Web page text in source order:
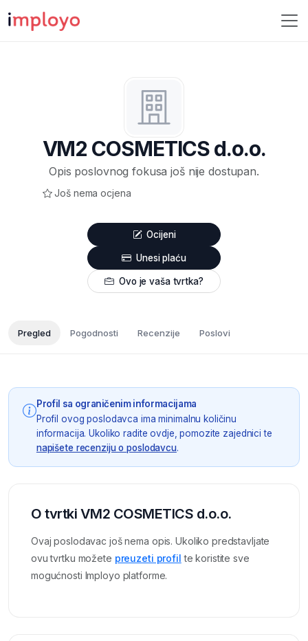
VM2 COSMETICS d.o.o.
Opis poslovnog fokusa još nije dostupan.
Još nema ocjena
Ocijeni
Unesi plaću
Ovo je vaša tvrtka?
Pregled Pogodnosti Recenzije Poslovi
Profil sa ograničenim informacijama
Profil ovog poslodavca ima minimalnu količinu
informacija. Ukoliko radite ovdje, pomozite zajednici te
napišete recenziju o poslodavcu.
O tvrtki VM2 COSMETICS d.o.o.
Ovaj poslodavac još nema opis. Ukoliko predstavljate
ovu tvrtku možete preuzeti profil te koristite sve
mogućnosti Imployo platforme.